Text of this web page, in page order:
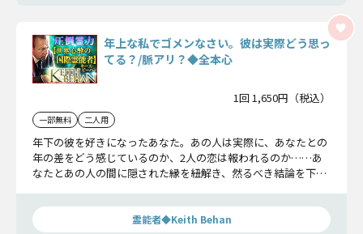
年上な私でゴメンなさい。彼は実際どう思っ
てる？/脈アリ？◆全本心
1回 1,650円（税込）
一部無料 二人用
年下の彼を好きになったあなた。あの人は実際に、あなたとの
年の差をどう感じているのか、2人の恋は報われるのか……あ
なたとあの人の間に隠された縁を紐解き、然るべき結論を下し
霊能者◆Keith Behan